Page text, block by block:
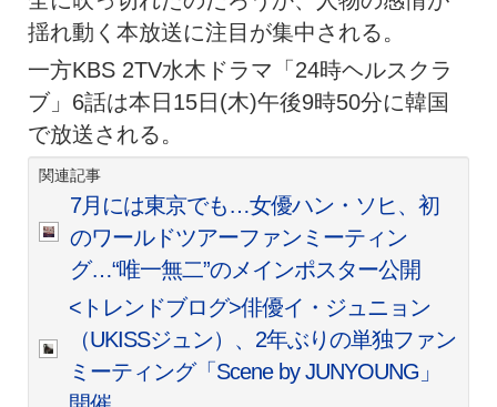
揺れ動く本放送に注目が集中される。
一方KBS 2TV水木ドラマ「24時ヘルスクラ
ブ」6話は本日15日(木)午後9時50分に韓国
で放送される。
関連記事
7月には東京でも…女優ハン・ソヒ、初
のワールドツアーファンミーティン
グ…“唯一無二”のメインポスター公開
<トレンドブログ>俳優イ・ジュニョン
（UKISSジュン）、2年ぶりの単独ファン
ミーティング「Scene by JUNYOUNG」